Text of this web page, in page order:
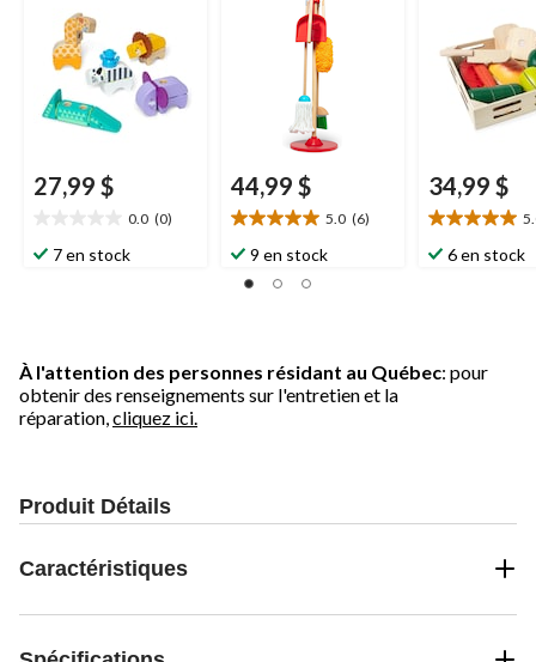
et plus
27,99 $
0.0 (0)
étoile(s)
7 en stock
plus, 6 pièces
44,99 $
5.0 (6)
5.0
étoile(s)
sur
9 en stock
34,99 $
5.0
étoile(s)
6 en stock
À l'attention des personnes résidant au Québec: pour
obtenir des renseignements sur l'entretien et la
réparation, cliquez ici.
Produit Détails
Caractéristiques